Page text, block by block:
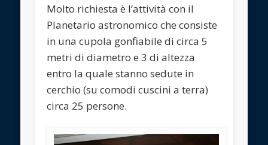
Molto richiesta è l’attività con il
Planetario astronomico che consiste
in una cupola gonfiabile di circa 5
metri di diametro e 3 di altezza
entro la quale stanno sedute in
cerchio (su comodi cuscini a terra)
circa 25 persone.